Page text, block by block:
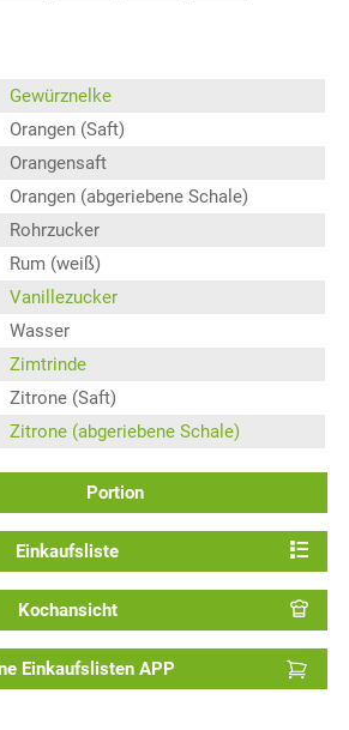
Gewürznelke
Orangen (Saft)
Orangensaft
Orangen (abgeriebene Schale)
Rohrzucker
Rum (weiß)
Vanillezucker
Wasser
Zimtrinde
Zitrone (Saft)
Zitrone (abgeriebene Schale)
Portion
Einkaufsliste
Kochansicht
Einkaufslisten APP